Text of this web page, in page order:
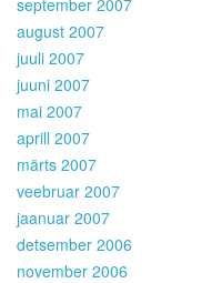
august 2007
juuli 2007
juuni 2007
mai 2007
aprill 2007
märts 2007
veebruar 2007
jaanuar 2007
detsember 2006
november 2006